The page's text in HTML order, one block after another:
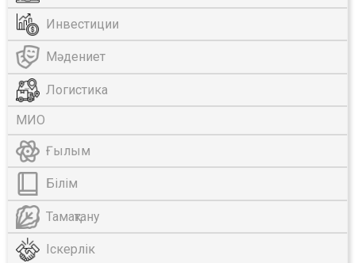
Инвестиции
Мәдениет
Логистика
МИО
Ғылым
Білім
Тамақтану
Іскерлік